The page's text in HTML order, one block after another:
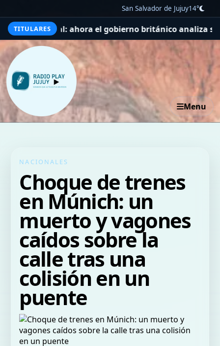
San Salvador de Jujuy14°
TITULARES
ahora el gobierno británico analiza si abre una
Menu
NACIONALES
Choque de trenes
en Múnich: un
muerto y vagones
caídos sobre la
calle tras una
colisión en un
puente